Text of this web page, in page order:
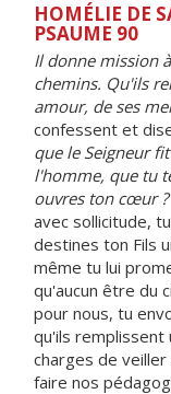
HOMÉLIE DE
PSAUME 90
Il donne mission
chemins. Qu'ils
amour, de ses
confessent et
que le Seigneur
l'homme, que tu
ouvres ton cœur ?
avec sollicitude,
destines ton Fils
même tu lui
qu'aucun être du
pour nous, tu
qu'ils remplissent
charges de
faire nos